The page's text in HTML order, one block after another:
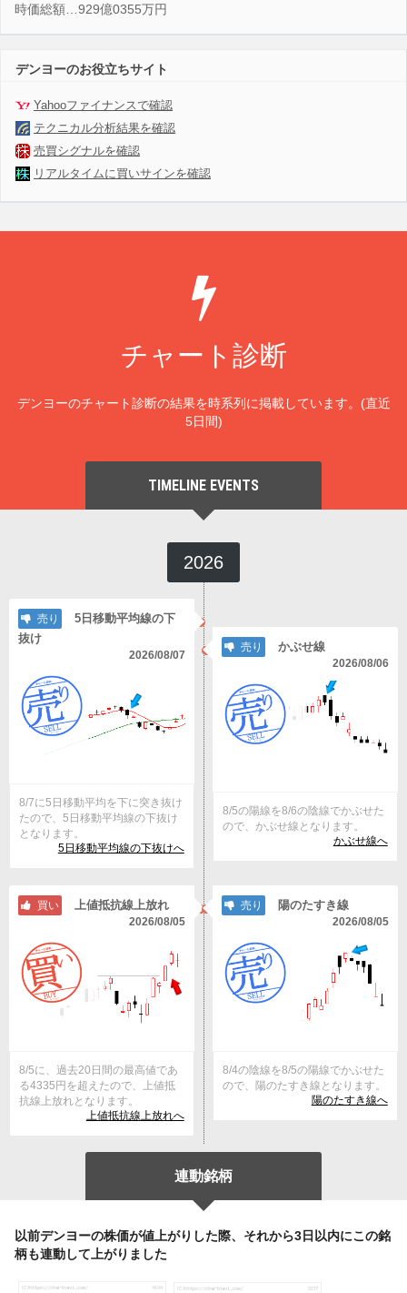
時価総額…929億0355万円
デンヨーのお役立ちサイト
Yahooファイナンスで確認
テクニカル分析結果を確認
売買シグナルを確認
リアルタイムに買いサインを確認
チャート診断
デンヨーのチャート診断の結果を時系列に掲載しています。(直近
5日間)
TIMELINE EVENTS
2026
売り
5日移動平均線の下
抜け
2026/08/07
8/7に5日移動平均を下に突き抜け
たので、5日移動平均線の下抜け
となります。
5日移動平均線の下抜けへ
売り かぶせ線
2026/08/06
8/5の陽線を8/6の陰線でかぶせた
ので、かぶせ線となります。
かぶせ線へ
買い 上値抵抗線上放れ
2026/08/05
8/5に、過去20日間の最高値であ
る4335円を超えたので、上値抵
抗線上放れとなります。
上値抵抗線上放れへ
売り 陽のたすき線
2026/08/05
8/4の陰線を8/5の陽線でかぶせた
ので、陽のたすき線となります。
陽のたすき線へ
連動銘柄
以前デンヨーの株価が値上がりした際、それから3日以内にこの銘
柄も連動して上がりました